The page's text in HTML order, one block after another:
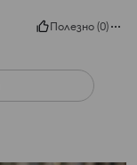
Полезно (0)